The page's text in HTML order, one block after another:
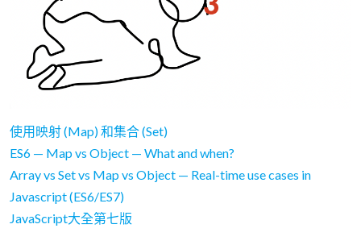
使用映射 (Map) 和集合 (Set)
ES6 — Map vs Object — What and when?
Array vs Set vs Map vs Object — Real-time use cases in
Javascript (ES6/ES7)
JavaScript大全第七版